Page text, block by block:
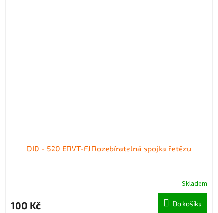
DID - 520 ERVT-FJ Rozebíratelná spojka řetězu
Skladem
100 Kč Do košíku